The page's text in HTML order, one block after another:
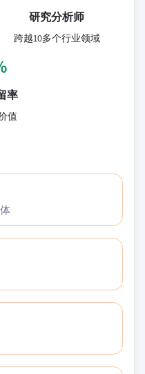
研究分析师
跨越10多个行业领域
率
值